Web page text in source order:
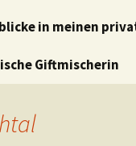
Blumen, böse
in meinen
Giftmischerin